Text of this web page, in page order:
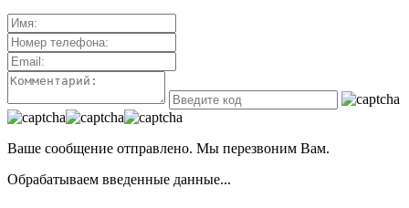
Ваше сообщение отправлено. Мы перезвоним Вам.
Обрабатываем введенные данные...